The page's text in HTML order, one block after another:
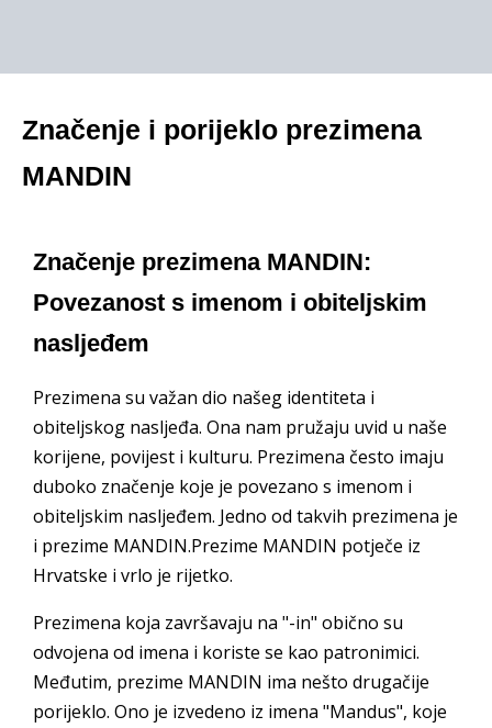
Značenje i porijeklo prezimena
MANDIN
Značenje prezimena MANDIN:
Povezanost s imenom i obiteljskim
nasljeđem
Prezimena su važan dio našeg identiteta i
obiteljskog nasljeđa. Ona nam pružaju uvid u naše
korijene, povijest i kulturu. Prezimena često imaju
duboko značenje koje je povezano s imenom i
obiteljskim nasljeđem. Jedno od takvih prezimena je
i prezime MANDIN.Prezime MANDIN potječe iz
Hrvatske i vrlo je rijetko.
Prezimena koja završavaju na "-in" obično su
odvojena od imena i koriste se kao patronimici.
Međutim, prezime MANDIN ima nešto drugačije
porijeklo. Ono je izvedeno iz imena "Mandus", koje